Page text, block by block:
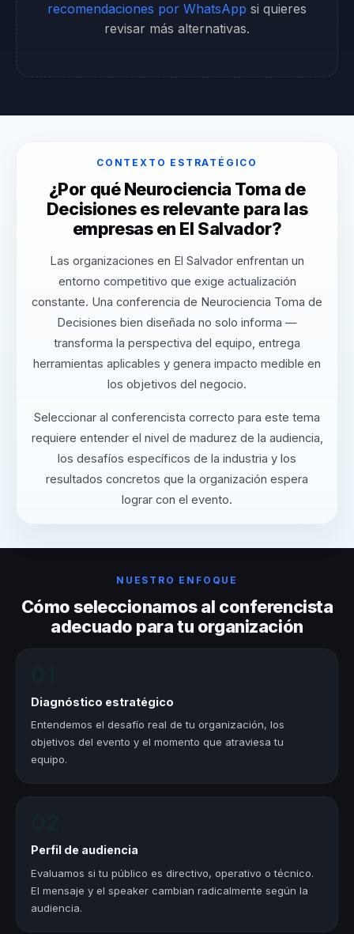
recomendaciones por WhatsApp si quieres
revisar más alternativas.
CONTEXTO ESTRATÉGICO
¿Por qué Neurociencia Toma de
Decisiones es relevante para las
empresas en El Salvador?
Las organizaciones en El Salvador enfrentan un
entorno competitivo que exige actualización
constante. Una conferencia de Neurociencia Toma de
Decisiones bien diseñada no solo informa —
transforma la perspectiva del equipo, entrega
herramientas aplicables y genera impacto medible en
los objetivos del negocio.
Seleccionar al conferencista correcto para este tema
requiere entender el nivel de madurez de la audiencia,
los desafíos específicos de la industria y los
resultados concretos que la organización espera
lograr con el evento.
NUESTRO ENFOQUE
Cómo seleccionamos al conferencista
adecuado para tu organización
Diagnóstico estratégico
Entendemos el desafío real de tu organización, los
objetivos del evento y el momento que atraviesa tu
equipo.
Perfil de audiencia
Evaluamos si tu público es directivo, operativo o técnico.
El mensaje y el speaker cambian radicalmente según la
audiencia.